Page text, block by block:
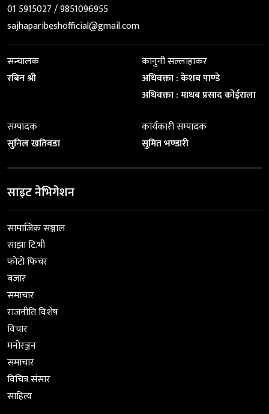
01 5915027 / 9851096955
sajhaparibeshofficial@gmail.com
सन्चालक
रबिन श्री
कानुनी सल्लाहाकर
अधिवक्ता : केशब पाण्डे
अधिवक्ता : माधब प्रसाद कोईराला
सम्पादक
सुनिल खतिवडा
कार्यकारी सम्पादक
सुमित भण्डारी
साइट नेभिगेशन
सामाजिक सञ्जाल
साझा टि.भी
फोटो फिचर
बजार
समाचार
राजनीति विशेष
विचार
मनोरञ्जन
समाचार
विचित्र संसार
साहित्य